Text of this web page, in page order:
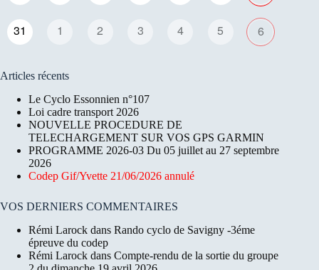
31 1 2 3 4 5 6
Articles récents
Le Cyclo Essonnien n°107
Loi cadre transport 2026
NOUVELLE PROCEDURE DE
TELECHARGEMENT SUR VOS GPS GARMIN
PROGRAMME 2026-03 Du 05 juillet au 27 septembre
2026
Codep Gif/Yvette 21/06/2026 annulé
VOS DERNIERS COMMENTAIRES
Rémi Larock dans Rando cyclo de Savigny -3éme
épreuve du codep
Rémi Larock dans Compte-rendu de la sortie du groupe